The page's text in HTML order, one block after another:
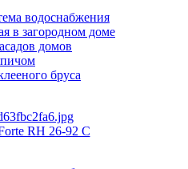
водоснабжения
в загородном доме
домов
бруса
RH 26-92 С